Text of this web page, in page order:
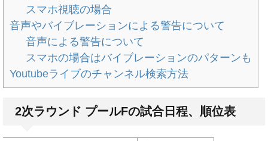
スマホ視聴の場合
音声やバイブレーションによる警告について
音声による警告について
スマホの場合はバイブレーションのパターンも
Youtubeライブのチャンネル検索方法
2次ラウンド プールFの試合日程、順位表